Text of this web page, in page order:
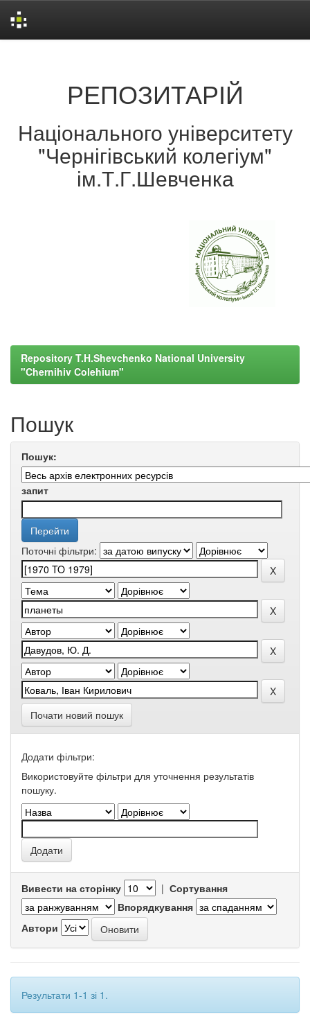
РЕПОЗИТАРІЙ
Національного університету
"Чернігівський колегіум"
ім.Т.Г.Шевченка
Repository T.H.Shevchenko National University
"Chernihiv Colehium"
Пошук
Пошук:
запит
Поточні фільтри:
Почати новий пошук
Додати фільтри:
Використовуйте фільтри для уточнення результатів
пошуку.
Вивести на сторінку | Сортування
Впорядкування
Автори
Результати 1-1 зі 1.